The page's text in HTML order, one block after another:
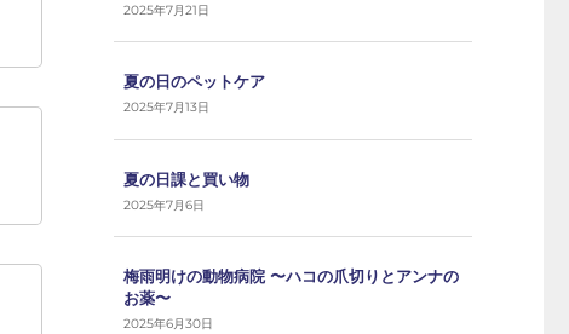
2025年7月21日
夏の日のペットケア
2025年7月13日
夏の日課と買い物
2025年7月6日
梅雨明けの動物病院 〜ハコの爪切りとアンナの
お薬〜
2025年6月30日